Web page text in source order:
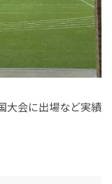
大会に出場など実績